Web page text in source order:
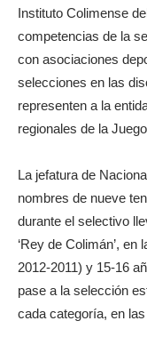
Instituto Colimense
competencias de la
con asociaciones
selecciones en las
representen a la
regionales de la
La jefatura de
nombres de nueve
durante el selectivo
‘Rey de Colimán’,
2012-2011) y 15-16
pase a la selección
cada categoría, en